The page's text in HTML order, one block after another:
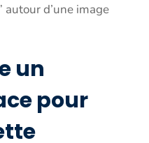
autour d’une image
un
pour